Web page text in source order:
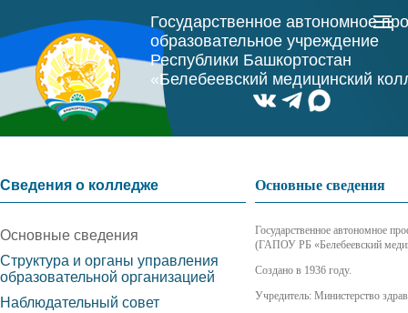
Государственное автономное
образовательное учреждение
Республики Башкортостан
«Белебеевский медицинский
Основные сведения
Государственное автономное
(ГАПОУ РБ «Белебеевский
Создано в 1936 году.
Учредитель: Министерство
Сведения о колледже
Основные сведения
Структура и органы управления
образовательной организацией
Наблюдательный совет